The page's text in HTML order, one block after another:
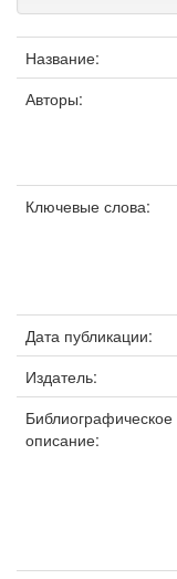
Название:
Авторы:
Ключевые слова:
Дата публикации:
Издатель:
Библиографическое
описание: